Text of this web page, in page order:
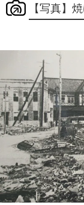
【写真】